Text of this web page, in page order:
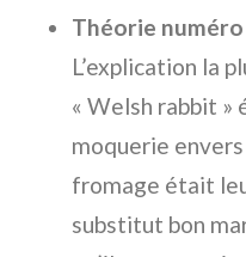
Théorie numéro
L’explication la
« Welsh rabbit »
moquerie
fromage était
substitut bon